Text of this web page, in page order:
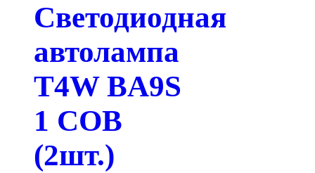
Светодиодная
автолампа
T4W BA9S
1 COB
(2шт.)